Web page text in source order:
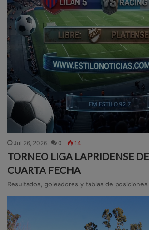
Jul 26, 2026 0 14
TORNEO LIGA LAPRIDENSE
CUARTA FECHA
Resultados, goleadores y tablas de